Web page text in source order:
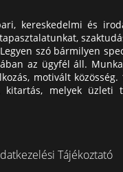
kereskedelmi és
szó bármilyen
az ügyfél áll.
motivált közösség.
melyek üzleti
Tájékoztató